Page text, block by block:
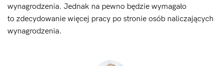
wynagrodzenia. Jednak na pewno będzie wymagało
to zdecydowanie więcej pracy po stronie osób naliczających
wynagrodzenia.